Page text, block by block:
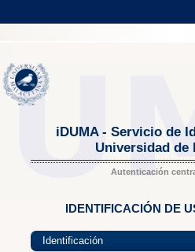
iDUMA - Servicio de
Universidad de
Autenticación
IDENTIFICACIÓN DE
Identificación